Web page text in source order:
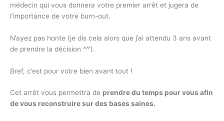
médecin qui vous donnera votre premier arrêt et jugera de
l’importance de votre burn-out.
N’ayez pas honte (je dis cela alors que j’ai attendu 3 ans avant
de prendre la décision ^^’).
Bref, c’est pour votre bien avant tout !
Cet arrêt vous permettra de prendre du temps pour vous afin
de vous reconstruire sur des bases saines.